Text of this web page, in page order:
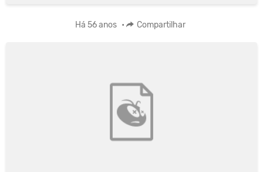
Há 56 anos • Compartilhar